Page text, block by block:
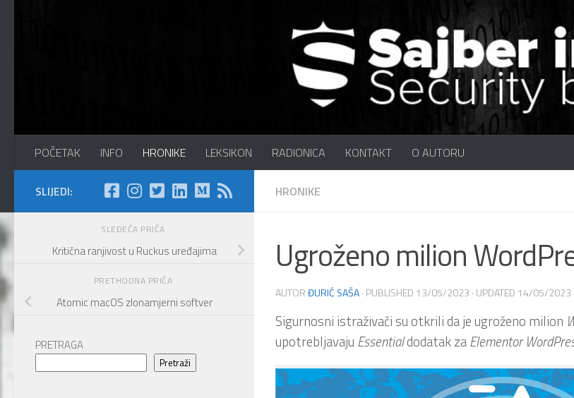
POČETAK INFO HRONIKE LEKSIKON RADIONICA KONTAKT O AUTORU
HRONIKE
Ugroženo milion
AUTORĐURIĆ SAŠA· PUBLISHED 13/05/2023 · UPDATED 14/05/2023
Sigurnosni istraživači su otkrili da je ugroženo milion
upotrebljavaju Essentialdodatak zaElementor
SLIJEDI:
SLEDEĆA PRIČA
Kritična ranjivost u Ruckus uređajima
PRETHODNA PRIČA
Atomic macOS zlonamjerni softver
PRETRAGA
Pretraži